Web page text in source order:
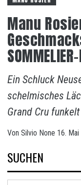
Manu
Ein Schluck
schelmisches
Grand Cru funkelt
Von Silvio None 16.
SUCHEN